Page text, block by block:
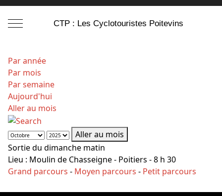
Mobile Menu ToggleCTP : Les Cyclotouristes Poitevins
Par année
Par mois
Par semaine
Aujourd'hui
Aller au mois
Aller au mois
Sortie du dimanche matin
Lieu : Moulin de Chasseigne - Poitiers - 8 h 30
Grand parcours - Moyen parcours - Petit parcours